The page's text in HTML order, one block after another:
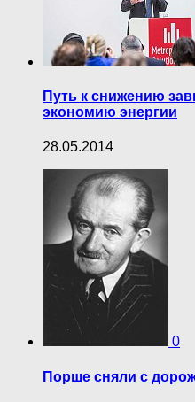
Путь к снижению
экономию энергии
28.05.2014
0
Порше сняли с